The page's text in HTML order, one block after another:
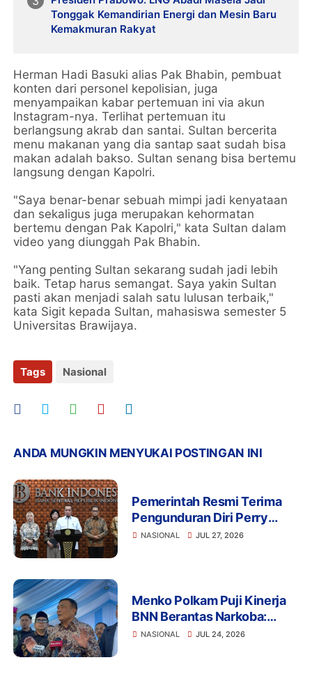
Tonggak Kemandirian Energi dan Mesin Baru
Kemakmuran Rakyat
Herman Hadi Basuki alias Pak Bhabin, pembuat
konten dari personel kepolisian, juga
menyampaikan kabar pertemuan ini via akun
Instagram-nya. Terlihat pertemuan itu
berlangsung akrab dan santai. Sultan bercerita
menu makanan yang dia santap saat sudah bisa
makan adalah bakso. Sultan senang bisa bertemu
langsung dengan Kapolri.
"Saya benar-benar sebuah mimpi jadi kenyataan
dan sekaligus juga merupakan kehormatan
bertemu dengan Pak Kapolri," kata Sultan dalam
video yang diunggah Pak Bhabin.
"Yang penting Sultan sekarang sudah jadi lebih
baik. Tetap harus semangat. Saya yakin Sultan
pasti akan menjadi salah satu lulusan terbaik,"
kata Sigit kepada Sultan, mahasiswa semester 5
Universitas Brawijaya.
Tags Nasional
ANDA MUNGKIN MENYUKAI POSTINGAN INI
Pemerintah Resmi Terima
Pengunduran Diri Perry
Warjiyo, Destry Damayanti
NASIONAL JUL 27, 2026
Menko Polkam Puji Kinerja
BNN Berantas Narkoba:
Selamatkan Manusia dan
NASIONAL JUL 24, 2026